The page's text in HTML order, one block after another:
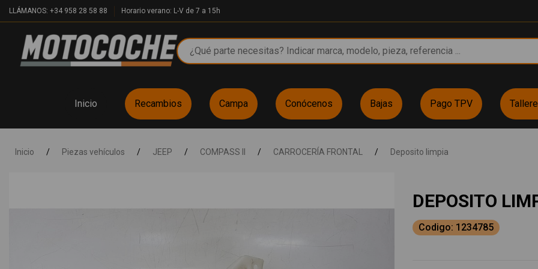
LLÁMANOS: +34 958 28 58 88 Horario verano: L-V de 7 a 15h
Inicio Recambios Campa Conócenos Bajas Pago TPV
Inicio / Piezas vehículos / JEEP / COMPASS II / CARROCERÍA FRONTAL / Deposito limpia
DEPOSITO
Codigo: 1234785